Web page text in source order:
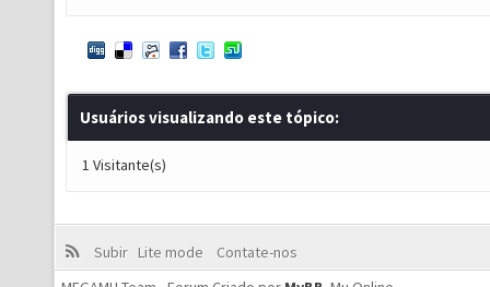
Usuários visualizando este tópico:
1 Visitante(s)
Subir Lite mode
Contate-nos